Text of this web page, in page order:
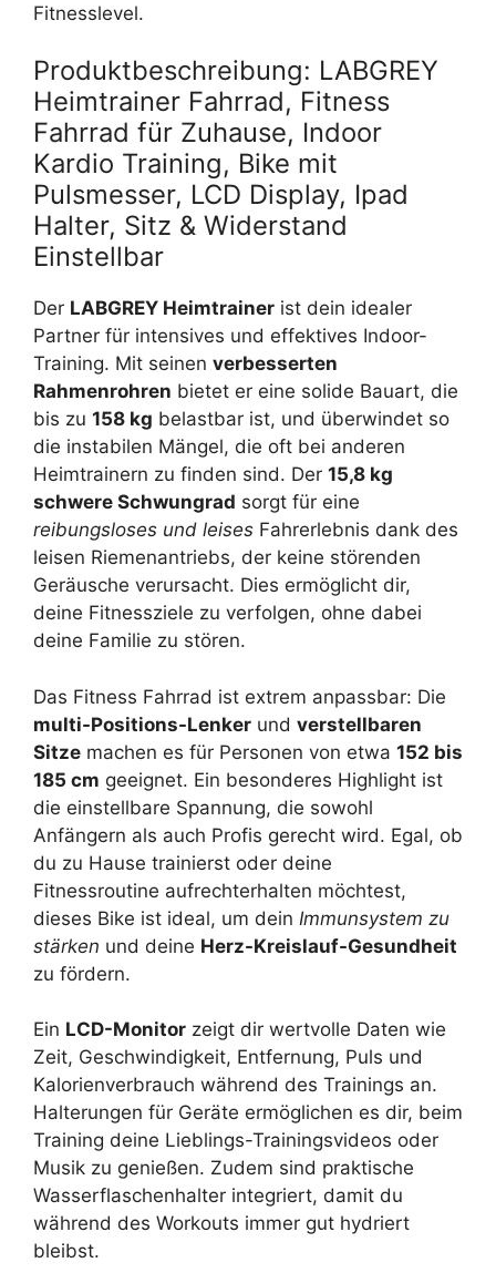
Fitnesslevel.
Produktbeschreibung: LABGREY
Heimtrainer Fahrrad, Fitness
Fahrrad für Zuhause, Indoor
Kardio Training, Bike mit
Pulsmesser, LCD Display, Ipad
Halter, Sitz & Widerstand
Einstellbar
Der LABGREY Heimtrainer ist dein idealer
Partner für intensives und effektives Indoor-
Training. Mit seinen verbesserten
Rahmenrohren bietet er eine solide Bauart, die
bis zu 158 kg belastbar ist, und überwindet so
die instabilen Mängel, die oft bei anderen
Heimtrainern zu finden sind. Der 15,8 kg
schwere Schwungrad sorgt für eine
reibungsloses und leises Fahrerlebnis dank des
leisen Riemenantriebs, der keine störenden
Geräusche verursacht. Dies ermöglicht dir,
deine Fitnessziele zu verfolgen, ohne dabei
deine Familie zu stören.
Das Fitness Fahrrad ist extrem anpassbar: Die
multi-Positions-Lenker und verstellbaren
Sitze machen es für Personen von etwa 152 bis
185 cm geeignet. Ein besonderes Highlight ist
die einstellbare Spannung, die sowohl
Anfängern als auch Profis gerecht wird. Egal, ob
du zu Hause trainierst oder deine
Fitnessroutine aufrechterhalten möchtest,
dieses Bike ist ideal, um dein Immunsystem zu
stärken und deine Herz-Kreislauf-Gesundheit
zu fördern.
Ein LCD-Monitor zeigt dir wertvolle Daten wie
Zeit, Geschwindigkeit, Entfernung, Puls und
Kalorienverbrauch während des Trainings an.
Halterungen für Geräte ermöglichen es dir, beim
Training deine Lieblings-Trainingsvideos oder
Musik zu genießen. Zudem sind praktische
Wasserflaschenhalter integriert, damit du
während des Workouts immer gut hydriert
bleibst.